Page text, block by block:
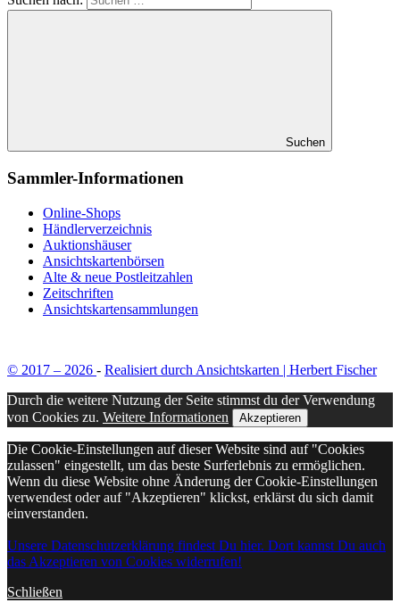
Suchen
Sammler-Informationen
Online-Shops
Händlerverzeichnis
Auktionshäuser
Ansichtskartenbörsen
Alte & neue Postleitzahlen
Zeitschriften
Ansichtskartensammlungen
© 2017 – 2026 - Realisiert durch Ansichtskarten | Herbert Fischer
Durch die weitere Nutzung der Seite stimmst du der Verwendung
von Cookies zu. Weitere Informationen Akzeptieren
Die Cookie-Einstellungen auf dieser Website sind auf "Cookies
zulassen" eingestellt, um das beste Surferlebnis zu ermöglichen.
Wenn du diese Website ohne Änderung der Cookie-Einstellungen
verwendest oder auf "Akzeptieren" klickst, erklärst du sich damit
einverstanden.
Unsere Datenschutzerklärung findest Du hier. Dort kannst Du auch
das Akzeptieren von Cookies widerrufen!
Schließen